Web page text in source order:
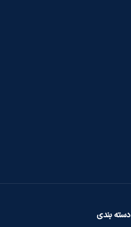
دسته بندی